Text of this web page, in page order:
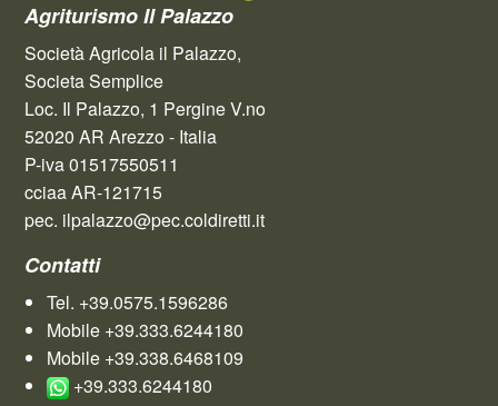
Agriturismo Il Palazzo
Società Agricola il Palazzo,
Societa Semplice
Loc. Il Palazzo, 1 Pergine V.no
52020 AR Arezzo - Italia
P-iva 01517550511
cciaa AR-121715
pec. ilpalazzo@pec.coldiretti.it
Contatti
Tel. +39.0575.1596286
Mobile +39.333.6244180
Mobile +39.338.6468109
+39.333.6244180